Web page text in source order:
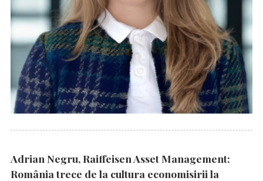
Adrian Negru, Raiffeisen Asset Management:
România trece de la cultura economisirii la